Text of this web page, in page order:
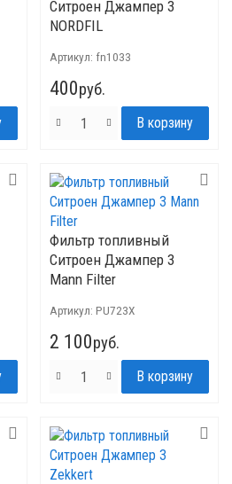
Ситроен Джампер 3
NORDFIL
Артикул: fn1033
400руб.
Фильтр топливный
Ситроен Джампер 3
Mann Filter
Артикул: PU723X
2 100руб.